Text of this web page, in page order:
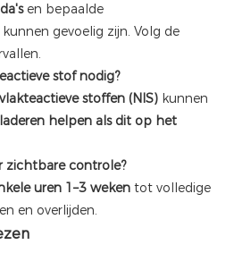
en bepaalde
kunnen gevoelig zijn. Volg de
stof nodig?
stoffen (NIS) kunnen
helpen als dit op het
zichtbare controle?
uren 1–3 weken tot volledige
en overlijden.